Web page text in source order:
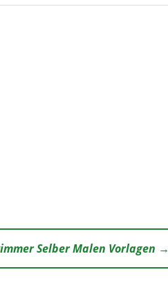
Selber Malen Vorlagen →